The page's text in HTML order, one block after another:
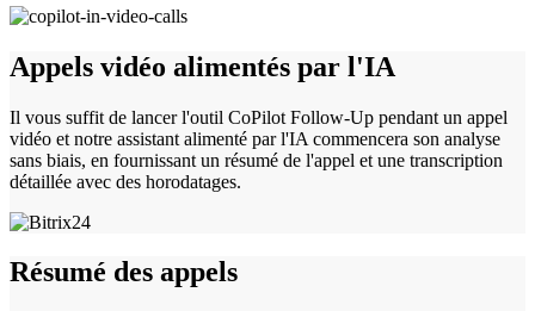
Appels vidéo alimentés par l'IA
Il vous suffit de lancer l'outil CoPilot Follow-Up pendant un appel
vidéo et notre assistant alimenté par l'IA commencera son analyse
sans biais, en fournissant un résumé de l'appel et une transcription
détaillée avec des horodatages.
Résumé des appels